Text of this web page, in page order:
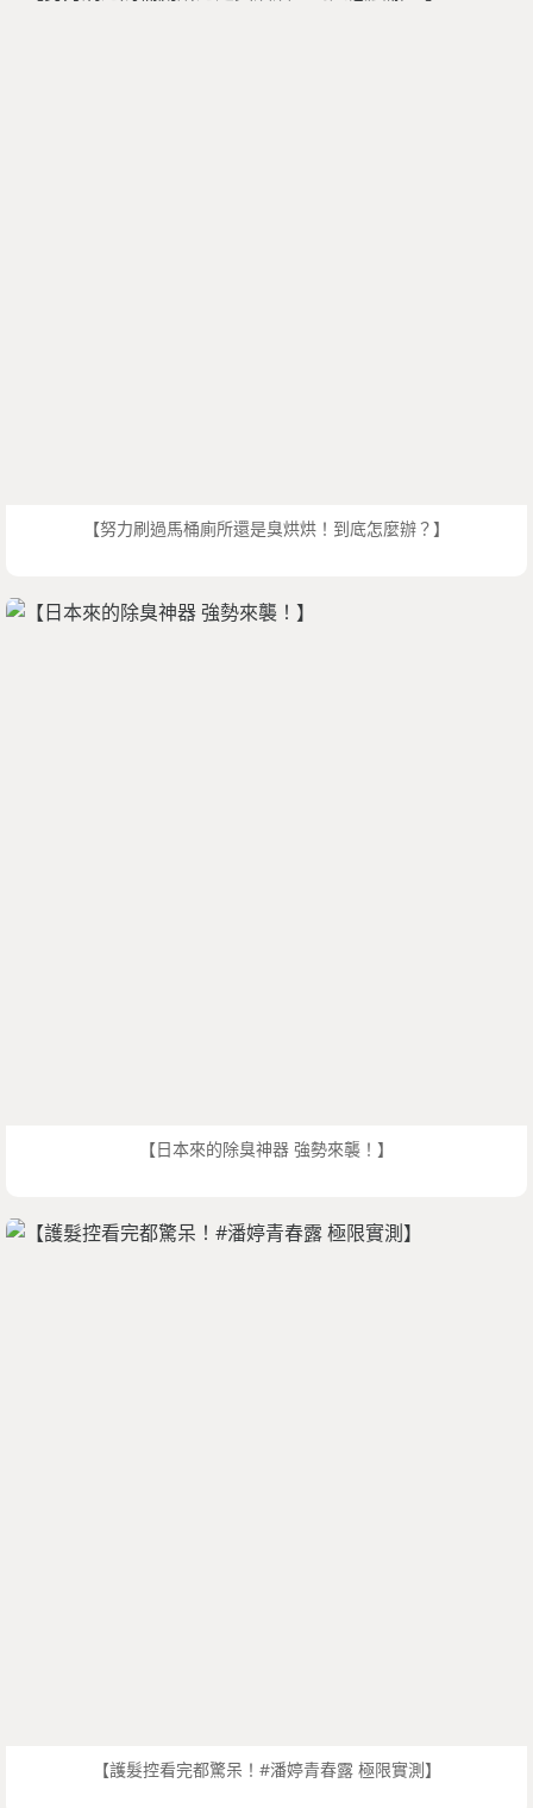
【努力刷過馬桶廁所還是臭烘烘！到底怎麼辦？】
【日本來的除臭神器 強勢來襲！】
【護髮控看完都驚呆！#潘婷青春露 極限實測】